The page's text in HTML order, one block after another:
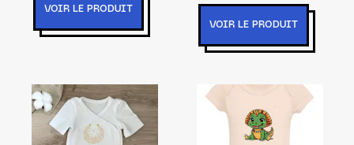
VOIR LE PRODUIT
VOIR LE PRODUIT